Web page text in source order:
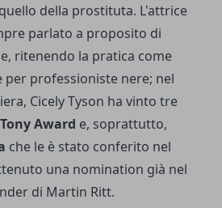
della prostituta. L'attrice
parlato a proposito di
ritenendo la pratica come
professioniste nere; nel
Cicely Tyson ha vinto tre
Award e, soprattutto,
che le è stato conferito nel
una nomination già nel
di Martin Ritt.